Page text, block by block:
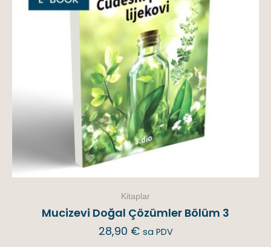
Kitaplar
Mucizevi Doğal Çözümler Bölüm 3
28,90 € sa PDV